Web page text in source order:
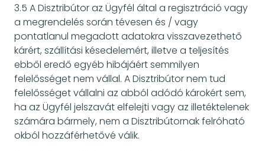
3.5 A Disztribútor az Ügyfél által a regisztráció vagy
a megrendelés során tévesen és / vagy
pontatlanul megadott adatokra visszavezethető
kárért, szállítási késedelemért, illetve a teljesítés
ebből eredő egyéb hibájáért semmilyen
felelősséget nem vállal. A Disztribútor nem tud
felelősséget vállalni az abból adódó károkért sem,
ha az Ügyfél jelszavát elfelejti vagy az illetéktelenek
számára bármely, nem a Disztribútornak felróható
okból hozzáférhetővé válik.